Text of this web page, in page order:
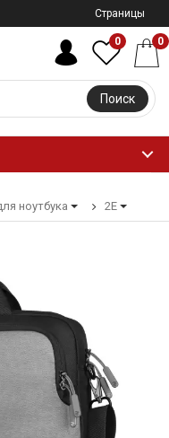
Страницы
Поиск
0 0
ноутбука 2E